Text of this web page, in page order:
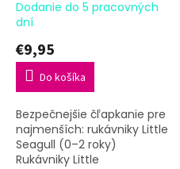
Dodanie do 5 pracovných
dní
€9,95
Do košíka
Bezpečnejšie čľapkanie pre
najmenších: rukávniky Little
Seagull (0–2 roky)
Rukávniky Little